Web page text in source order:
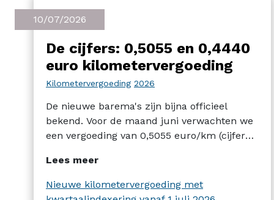
10/07/2026
De cijfers: 0,5055 en 0,4440
euro kilometervergoeding
Kilometervergoeding 2026
De nieuwe barema's zijn bijna officieel
bekend. Voor de maand juni verwachten we
een vergoeding van 0,5055 euro/km (cijfer
maandelijkse aanpassing. Vanaf 1 juli geldt
opnieuw de kwartaalberekening en zal de
vergoeding 0,4440 euro/km bedragen.
Lees meer
Nieuwe kilometervergoeding met